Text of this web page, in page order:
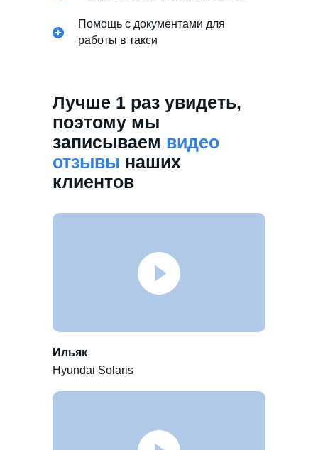
Помощь с документами для
работы в такси
Лучше 1 раз увидеть,
поэтому мы
записываем видео
отзывы наших
клиентов
Ильяк
Hyundai Solaris